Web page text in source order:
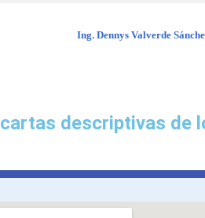
Ing. Dennys Valverde
descriptivas de